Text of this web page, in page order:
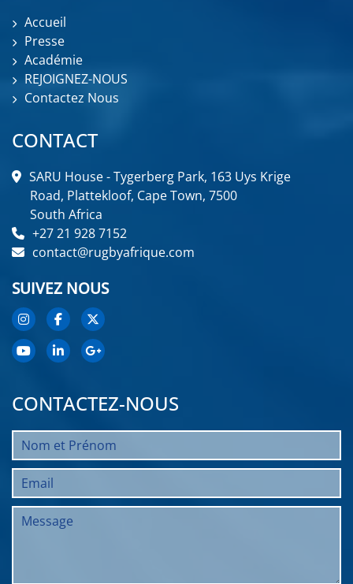
Accueil
Presse
Académie
REJOIGNEZ-NOUS
Contactez Nous
CONTACT
SARU House - Tygerberg Park, 163 Uys Krige
Road, Plattekloof, Cape Town, 7500
South Africa
+27 21 928 7152
contact@rugbyafrique.com
SUIVEZ NOUS
CONTACTEZ-NOUS